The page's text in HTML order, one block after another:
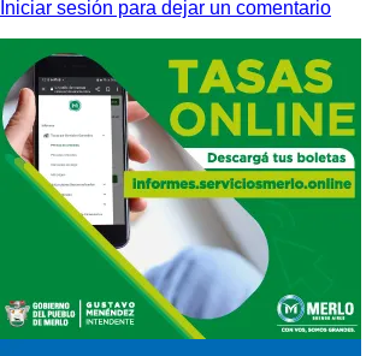
Iniciar sesión para dejar un comentario